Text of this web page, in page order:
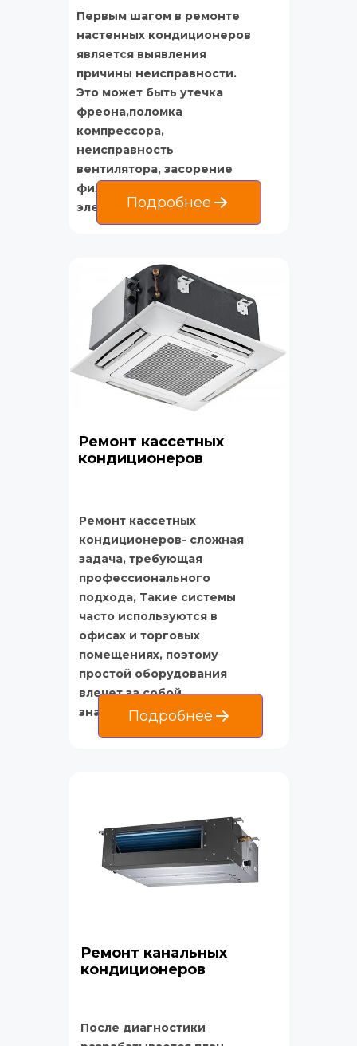
Первым шагом в ремонте
настенных кондиционеров
является выявления
причины неисправности.
Это может быть утечка
фреона,поломка
компрессора,
неисправность
вентилятора, засорение
фильтров или проблемы с
электрической частью.
Ремонт кассетных
кондиционеров
Ремонт кассетных
кондиционеров- сложная
задача, требующая
профессионального
подхода, Такие системы
часто используются в
офисах и торговых
помещениях, поэтому
простой оборудования
влечет за собой
значительные неудобства
Ремонт канальных
кондиционеров
После диагностики
Подробнее
Подробнее